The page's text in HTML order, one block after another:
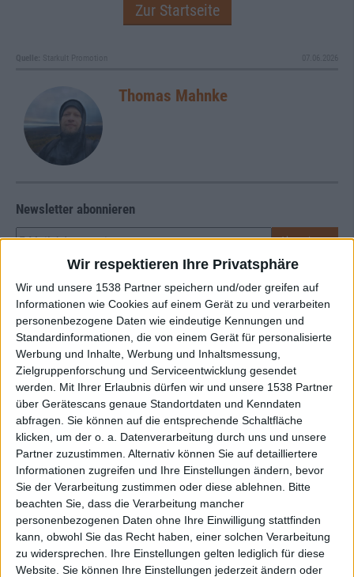
Wir respektieren Ihre Privatsphäre
Wir und unsere 1538 Partner speichern und/oder greifen auf
Informationen wie Cookies auf einem Gerät zu und verarbeiten
personenbezogene Daten wie eindeutige Kennungen und
Standardinformationen, die von einem Gerät für personalisierte
Werbung und Inhalte, Werbung und Inhaltsmessung,
Zielgruppenforschung und Serviceentwicklung gesendet
werden.
Mit Ihrer Erlaubnis dürfen wir und unsere 1538 Partner
über Gerätescans genaue Standortdaten und Kenndaten
abfragen. Sie können auf die entsprechende Schaltfläche
klicken, um der o. a. Datenverarbeitung durch uns und unsere
Partner zuzustimmen. Alternativ können Sie auf detailliertere
Informationen zugreifen und Ihre Einstellungen ändern, bevor
Sie der Verarbeitung zustimmen oder diese ablehnen.
Bitte
beachten Sie, dass die Verarbeitung mancher
personenbezogenen Daten ohne Ihre Einwilligung stattfinden
kann, obwohl Sie das Recht haben, einer solchen Verarbeitung
zu widersprechen. Ihre Einstellungen gelten lediglich für diese
Website. Sie können Ihre Einstellungen jederzeit ändern oder
Zur Startseite
Thomas Mahnke
Newsletter abonnieren
Mehr zu Converge
BAND CONVERGE
STILE HARDCORE,POST-HARDCORE
Interessante Alben finden
Auf der Suche nach neuer Mucke? Durchsuche unser Review-Archiv mit
aktuell38633 Reviews und lass Dich inspirieren!